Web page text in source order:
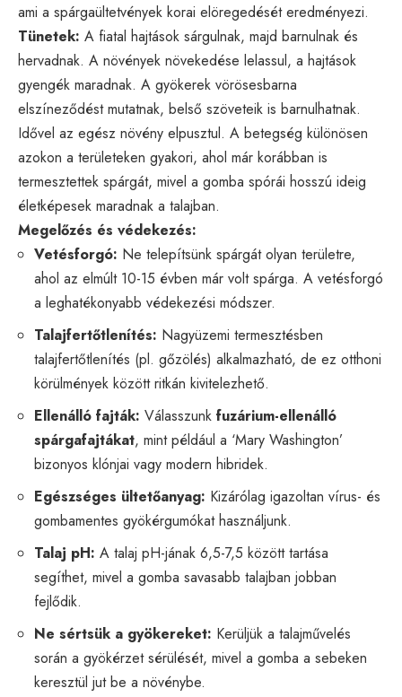
ami a spárgaültetvények korai elöregedését eredményezi.
Tünetek: A fiatal hajtások sárgulnak, majd barnulnak és
hervadnak. A növények növekedése lelassul, a hajtások
gyengék maradnak. A gyökerek vörösesbarna
elszíneződést mutatnak, belső szöveteik is barnulhatnak.
Idővel az egész növény elpusztul. A betegség különösen
azokon a területeken gyakori, ahol már korábban is
termesztettek spárgát, mivel a gomba spórái hosszú ideig
életképesek maradnak a talajban.
Megelőzés és védekezés:
Vetésforgó: Ne telepítsünk spárgát olyan területre,
ahol az elmúlt 10-15 évben már volt spárga. A vetésforgó
a leghatékonyabb védekezési módszer.
Talajfertőtlenítés: Nagyüzemi termesztésben
talajfertőtlenítés (pl. gőzölés) alkalmazható, de ez otthoni
körülmények között ritkán kivitelezhető.
Ellenálló fajták: Válasszunk fuzárium-ellenálló
spárgafajtákat, mint például a ‘Mary Washington’
bizonyos klónjai vagy modern hibridek.
Egészséges ültetőanyag: Kizárólag igazoltan vírus- és
gombamentes gyökérgumókat használjunk.
Talaj pH: A talaj pH-jának 6,5-7,5 között tartása
segíthet, mivel a gomba savasabb talajban jobban
fejlődik.
Ne sértsük a gyökereket: Kerüljük a talajművelés
során a gyökérzet sérülését, mivel a gomba a sebeken
keresztül jut be a növénybe.